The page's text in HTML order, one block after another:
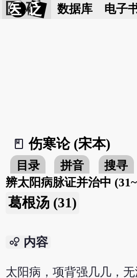
医 砭 数据库 电子
book_2
伤寒论 (宋本)
目录 拼音 搜寻
辨太阳病脉证并治中
葛根汤 (31)
bubble_chart 内容
太阳病，项背强几几，